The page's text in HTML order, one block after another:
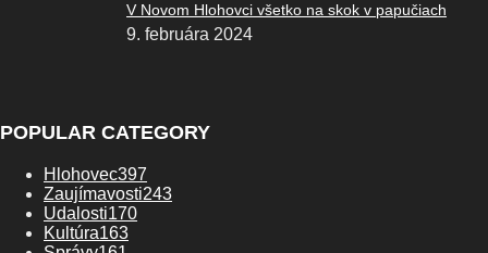
V Novom Hlohovci všetko na skok v papučiach
9. februára 2024
POPULAR CATEGORY
Hlohovec397
Zaujímavosti243
Udalosti170
Kultúra163